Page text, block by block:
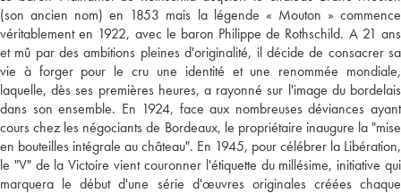
(son ancien nom) en 1853 mais la légende « Mouton » commence
véritablement en 1922, avec le baron Philippe de Rothschild. A 21 ans
et mû par des ambitions pleines d'originalité, il décide de consacrer sa
vie à forger pour le cru une identité et une renommée mondiale,
laquelle, dès ses premières heures, a rayonné sur l'image du bordelais
dans son ensemble. En 1924, face aux nombreuses déviances ayant
cours chez les négociants de Bordeaux, le propriétaire inaugure la "mise
en bouteilles intégrale au château". En 1945, pour célébrer la Libération,
le "V" de la Victoire vient couronner l'étiquette du millésime, initiative qui
marquera le début d'une série d'œuvres originales créées chaque